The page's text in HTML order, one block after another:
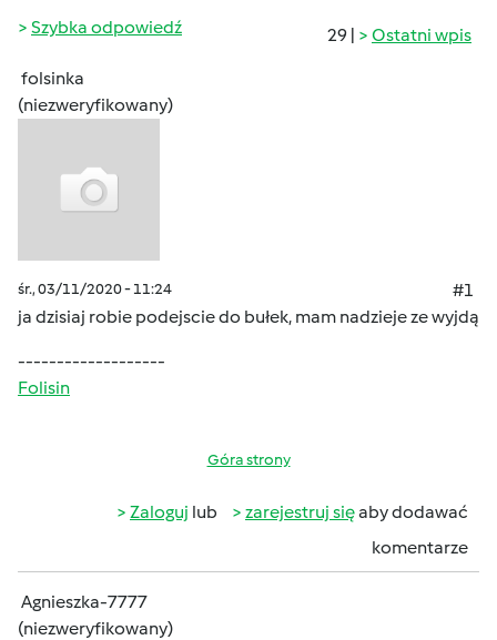
29 | Ostatni wpis
Szybka odpowiedź
folsinka
(niezweryfikowany)
śr., 03/11/2020 - 11:24
#1
ja dzisiaj robie podejscie do bułek, mam nadzieje ze wyjdą
-------------------
Folisin
Góra strony
Zaloguj lub zarejestruj sięaby dodawać
komentarze
Agnieszka-7777
(niezweryfikowany)